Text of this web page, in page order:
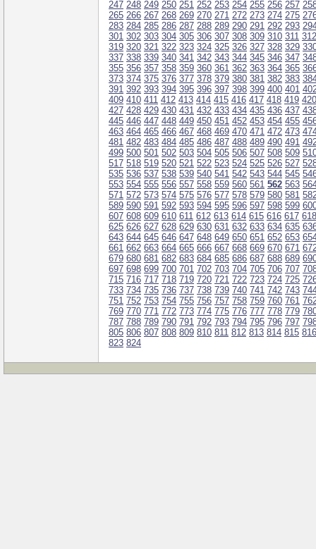
247 248 249 250 251 252 253 254 255 256 257
265 266 267 268 269 270 271 272 273 274 275
283 284 285 286 287 288 289 290 291 292 293
301 302 303 304 305 306 307 308 309 310 311 312
319 320 321 322 323 324 325 326 327 328 329
337 338 339 340 341 342 343 344 345 346 347
355 356 357 358 359 360 361 362 363 364 365
373 374 375 376 377 378 379 380 381 382 383
391 392 393 394 395 396 397 398 399 400 401
409 410 411 412 413 414 415 416 417 418 419 420
427 428 429 430 431 432 433 434 435 436 437
445 446 447 448 449 450 451 452 453 454 455
463 464 465 466 467 468 469 470 471 472 473
481 482 483 484 485 486 487 488 489 490 491
499 500 501 502 503 504 505 506 507 508 509
517 518 519 520 521 522 523 524 525 526 527
535 536 537 538 539 540 541 542 543 544 545
553 554 555 556 557 558 559 560 561 562 563
571 572 573 574 575 576 577 578 579 580 581
589 590 591 592 593 594 595 596 597 598 599
607 608 609 610 611 612 613 614 615 616 617 618
625 626 627 628 629 630 631 632 633 634 635
643 644 645 646 647 648 649 650 651 652 653
661 662 663 664 665 666 667 668 669 670 671
679 680 681 682 683 684 685 686 687 688 689
697 698 699 700 701 702 703 704 705 706 707
715 716 717 718 719 720 721 722 723 724 725
733 734 735 736 737 738 739 740 741 742 743
751 752 753 754 755 756 757 758 759 760 761
769 770 771 772 773 774 775 776 777 778 779
787 788 789 790 791 792 793 794 795 796 797
805 806 807 808 809 810 811 812 813 814 815 816
823 824